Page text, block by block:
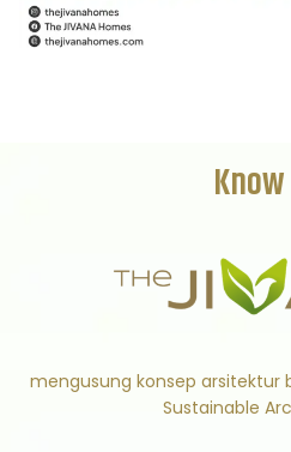
Know
mengusung konsep arsitektur
Sustainable